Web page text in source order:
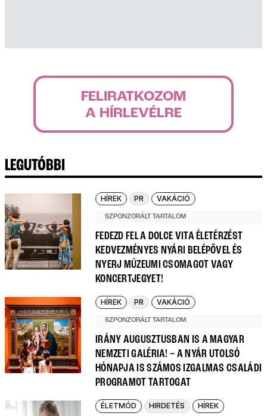
FELIRATKOZOM
A HÍRLEVÉLRE
LEGUTÓBBI
HÍREK PR VAKÁCIÓ
SZPONZORÁLT TARTALOM
FEDEZD FEL A DOLCE VITA ÉLETÉRZÉST
KEDVEZMÉNYES NYÁRI BELÉPŐVEL ÉS
NYERJ MÚZEUMI CSOMAGOT VAGY
KONCERTJEGYET!
HÍREK PR VAKÁCIÓ
SZPONZORÁLT TARTALOM
IRÁNY AUGUSZTUSBAN IS A MAGYAR
NEMZETI GALÉRIA! – A NYÁR UTOLSÓ
HÓNAPJA IS SZÁMOS IZGALMAS CSALÁDI
PROGRAMOT TARTOGAT
ÉLETMÓD HIRDETÉS HÍREK